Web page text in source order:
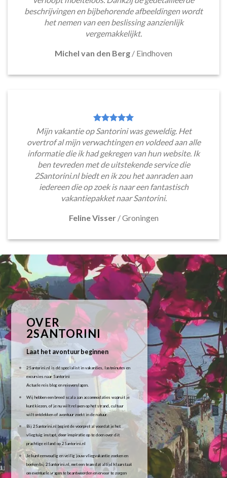
beschrijvingen en bijbehorende afbeeldingen wordt
het nemen van een beslissing aanzienlijk
vergemakkelijkt.
Michel van den Berg / Eindhoven
Mijn vakantie op Santorini was geweldig. Het
overtrof al mijn verwachtingen en voldeed aan alle
informatie die ik had gekregen van hun website. Ik
ben tevreden met de uitstekende service die
2Santorini.nl biedt en ik zou het aanraden aan
iedereen die op zoek is naar een fantastisch
vakantiepakket naar Santorini.
Feline Visser /Groningen
OVER
2SANTORINI
Laat het avontuur beginnen
2Santorini.nl is dé specialist in vakanties, lastminutes en
excursies naar Santorini
Actuele reis blog en reisverslagen.
Wij hebben een breed scala aan accommodaties waaruit je
kunt kiezen, of je nu wilt relaxen op het strand, cultuur
wilt ontdekken of avontuur zoekt in de natuur.
Bij 2Santorini.nl begint de voorpret al voordat je het
vliegtuig instapt, door inspiratie op te doen over dit
prachtige eiland op 2Santorini.nl
Je kunt eenvoudig en veilig jouw vliegvakantie zoeken en
boeken bij 2Santorini.nl, met een team dat altijd klaarstaat
om eventuele vragen te beantwoorden en ervoor te zorgen